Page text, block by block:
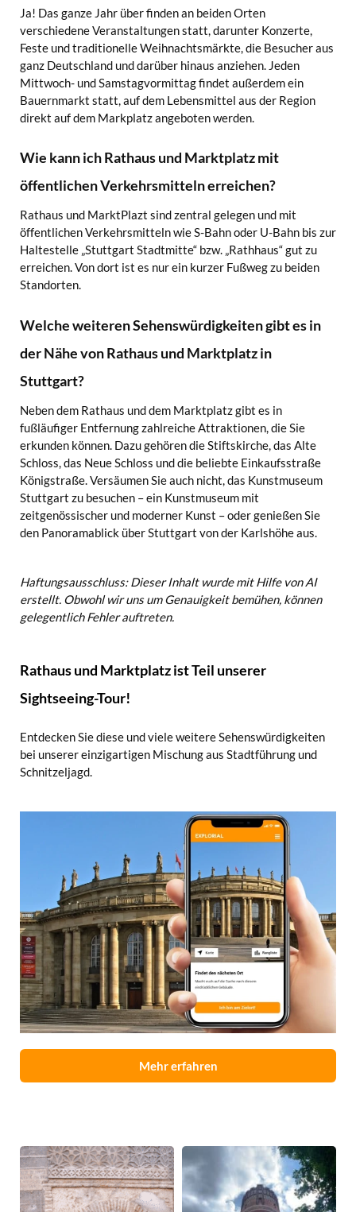
Ja! Das ganze Jahr über finden an beiden Orten
verschiedene Veranstaltungen statt, darunter Konzerte,
Feste und traditionelle Weihnachtsmärkte, die Besucher aus
ganz Deutschland und darüber hinaus anziehen. Jeden
Mittwoch- und Samstagvormittag findet außerdem ein
Bauernmarkt statt, auf dem Lebensmittel aus der Region
direkt auf dem Markplatz angeboten werden.
Wie kann ich Rathaus und Marktplatz mit
öffentlichen Verkehrsmitteln erreichen?
Rathaus und MarktPlazt sind zentral gelegen und mit
öffentlichen Verkehrsmitteln wie S-Bahn oder U-Bahn bis zur
Haltestelle „Stuttgart Stadtmitte“ bzw. „Rathhaus“ gut zu
erreichen. Von dort ist es nur ein kurzer Fußweg zu beiden
Standorten.
Welche weiteren Sehenswürdigkeiten gibt es in
der Nähe von Rathaus und Marktplatz in
Stuttgart?
Neben dem Rathaus und dem Marktplatz gibt es in
fußläufiger Entfernung zahlreiche Attraktionen, die Sie
erkunden können. Dazu gehören die Stiftskirche, das Alte
Schloss, das Neue Schloss und die beliebte Einkaufsstraße
Königstraße. Versäumen Sie auch nicht, das Kunstmuseum
Stuttgart zu besuchen – ein Kunstmuseum mit
zeitgenössischer und moderner Kunst – oder genießen Sie
den Panoramablick über Stuttgart von der Karlshöhe aus.
Haftungsausschluss: Dieser Inhalt wurde mit Hilfe von AI
erstellt. Obwohl wir uns um Genauigkeit bemühen, können
gelegentlich Fehler auftreten.
Rathaus und Marktplatz ist Teil unserer
Sightseeing-Tour!
Entdecken Sie diese und viele weitere Sehenswürdigkeiten
bei unserer einzigartigen Mischung aus Stadtführung und
Schnitzeljagd.
Mehr erfahren